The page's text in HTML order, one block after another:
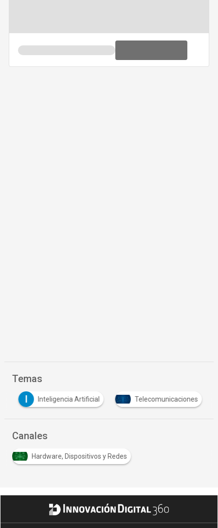
Temas
I Inteligencia Artificial Telecomunicaciones
Canales
Hardware, Dispositivos y Redes